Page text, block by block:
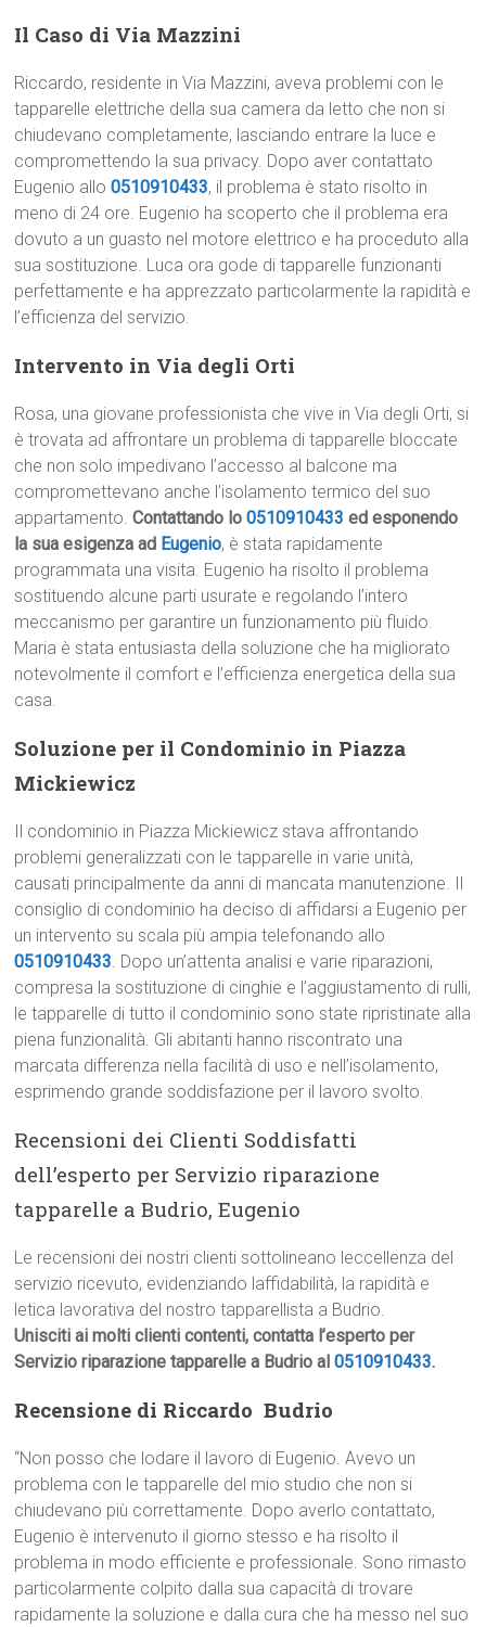
Il Caso di Via Mazzini
Riccardo, residente in Via Mazzini, aveva problemi con le
tapparelle elettriche della sua camera da letto che non si
chiudevano completamente, lasciando entrare la luce e
compromettendo la sua privacy. Dopo aver contattato
Eugenio allo0510910433, il problema è stato risolto in
meno di 24 ore. Eugenio ha scoperto che il problema era
dovuto a un guasto nel motore elettrico e ha proceduto alla
sua sostituzione. Luca ora gode di tapparelle funzionanti
perfettamente e ha apprezzato particolarmente la rapidità e
l’efficienza del servizio.
Intervento in Via degli Orti
Rosa, una giovane professionista che vive in Via degli Orti, si
è trovata ad affrontare un problema di tapparelle bloccate
che non solo impedivano l’accesso al balcone ma
compromettevano anche l’isolamento termico del suo
appartamento.Contattando lo0510910433 ed esponendo
la sua esigenza ad Eugenio, è stata rapidamente
programmata una visita. Eugenio ha risolto il problema
sostituendo alcune parti usurate e regolando l’intero
meccanismo per garantire un funzionamento più fluido.
Maria è stata entusiasta della soluzione che ha migliorato
notevolmente il comfort e l’efficienza energetica della sua
casa.
Soluzione per il Condominio in Piazza
Mickiewicz
Il condominio in Piazza Mickiewicz stava affrontando
problemi generalizzati con le tapparelle in varie unità,
causati principalmente da anni di mancata manutenzione. Il
consiglio di condominio ha deciso di affidarsi a Eugenio per
un intervento su scala più ampia telefonando allo
0510910433. Dopo un’attenta analisi e varie riparazioni,
compresa la sostituzione di cinghie e l’aggiustamento di rulli,
le tapparelle di tutto il condominio sono state ripristinate alla
piena funzionalità. Gli abitanti hanno riscontrato una
marcata differenza nella facilità di uso e nell’isolamento,
esprimendo grande soddisfazione per il lavoro svolto.
Recensioni dei Clienti Soddisfatti
dell’esperto per Servizio riparazione
tapparelle a Budrio, Eugenio
Le recensioni dei nostri clienti sottolineano leccellenza del
servizio ricevuto, evidenziando laffidabilità, la rapidità e
letica lavorativa del nostro tapparellista a Budrio.
Unisciti ai molti clienti contenti, contatta l’esperto per
Servizio riparazione tapparelle a Budrio al0510910433.
Recensione di Riccardo  Budrio
“Non posso che lodare il lavoro di Eugenio. Avevo un
problema con le tapparelle del mio studio che non si
chiudevano più correttamente. Dopo averlo contattato,
Eugenio è intervenuto il giorno stesso e ha risolto il
problema in modo efficiente e professionale. Sono rimasto
particolarmente colpito dalla sua capacità di trovare
rapidamente la soluzione e dalla cura che ha messo nel suo